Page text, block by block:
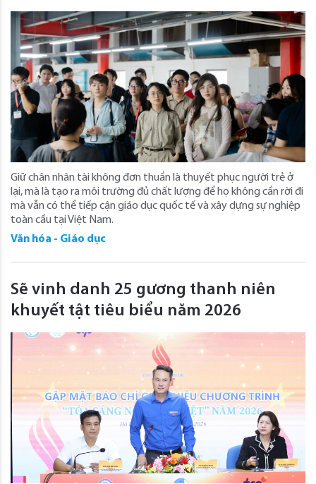
Giữ chân nhân tài không đơn thuần là thuyết phục người trẻ ở
lại, mà là tạo ra môi trường đủ chất lượng để họ không cần rời đi
mà vẫn có thể tiếp cận giáo dục quốc tế và xây dựng sự nghiệp
toàn cầu tại Việt Nam.
Văn hóa - Giáo dục
Sẽ vinh danh 25 gương thanh niên
khuyết tật tiêu biểu năm 2026